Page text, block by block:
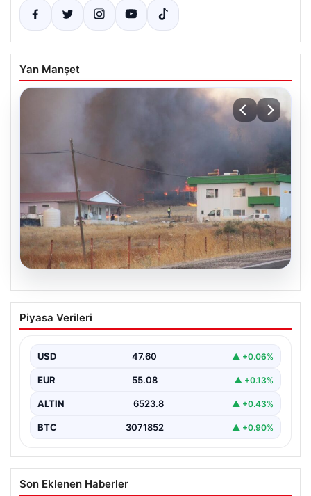
Yan Manşet
03.08.2026
Çanakkale’de ormanlık alanda yangın
çıktı
Piyasa Verileri
USD 47.60 ▲ +0.06%
EUR 55.08 ▲ +0.13%
ALTIN 6523.8 ▲ +0.43%
BTC 3071852 ▲ +0.90%
Son Eklenen Haberler